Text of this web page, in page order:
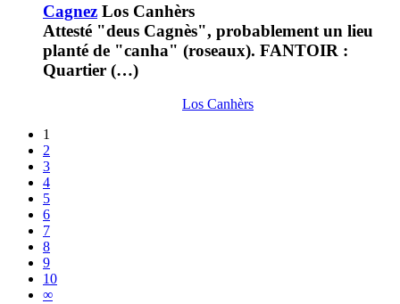
Cagnez Los Canhèrs
Attesté "deus Cagnès", probablement un lieu
planté de "canha" (roseaux). FANTOIR :
Quartier (…)
Los Canhèrs
1
2
3
4
5
6
7
8
9
10
∞